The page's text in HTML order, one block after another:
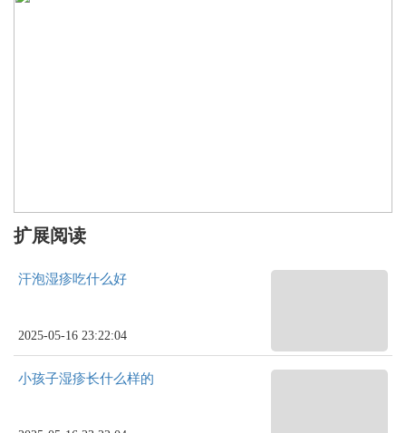
扩展阅读
汗泡湿疹吃什么好
2025-05-16 23:22:04
小孩子湿疹长什么样的